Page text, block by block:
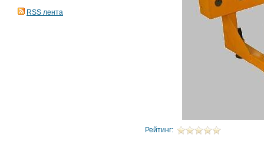
RSS лента
Рейтинг: